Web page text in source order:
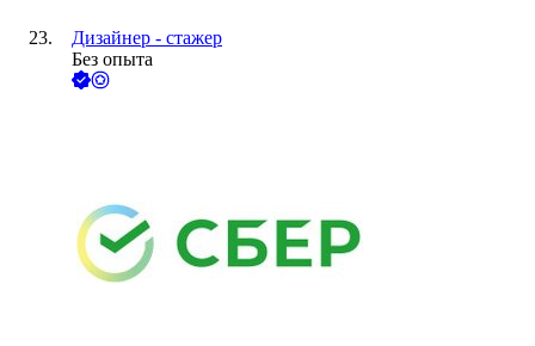
Дизайнер - стажер
Без опыта